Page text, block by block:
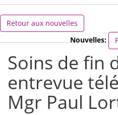
Retour aux nouvelles
Nouvelles:
Soins de fin
entrevue
Mgr Paul